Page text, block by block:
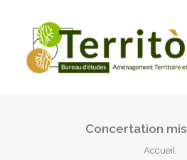
Concertation
Accueil